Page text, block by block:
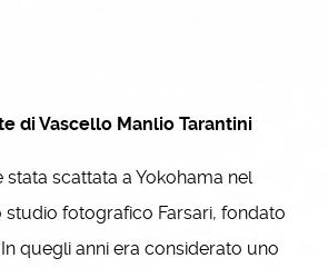
di Vascello Manlio Tarantini
stata scattata a Yokohama nel
studio fotografico Farsari, fondato
quegli anni era considerato uno